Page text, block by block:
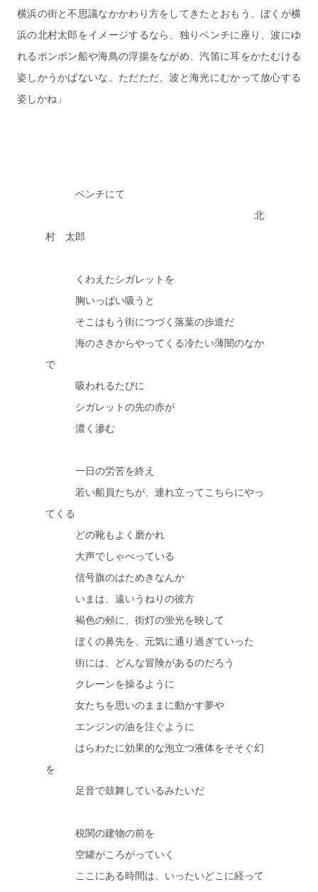
横浜の街と不思議なかかわり方をしてきたとおもう。ぼくが横
浜の北村太郎をイメージするなら、独りベンチに座り、波にゆ
れるポンポン船や海鳥の浮揚をながめ、汽笛に耳をかたむける
姿しかうかばないな。ただただ、波と海光にむかって放心する
姿しかね」
ベンチにて
北
村 太郎
くわえたシガレットを
胸いっぱい吸うと
そこはもう街につづく落葉の歩道だ
海のさきからやってくる冷たい薄闇のなか
で
吸われるたびに
シガレットの先の赤が
濃く滲む
一日の労苦を終え
若い船員たちが、連れ立ってこちらにやっ
てくる
どの靴もよく磨かれ
大声でしゃべっている
信号旗のはためきなんか
いまは、遠いうねりの彼方
褐色の頰に、街灯の蛍光を映して
ぼくの鼻先を、元気に通り過ぎていった
街には、どんな冒険があるのだろう
クレーンを操るように
女たちを思いのままに動かす夢や
エンジンの油を注ぐように
はらわたに効果的な泡立つ液体をそそぐ幻
を
足音で鼓舞しているみたいだ
税関の建物の前を
空罐がころがっていく
ここにある時間は、いったいどこに経って